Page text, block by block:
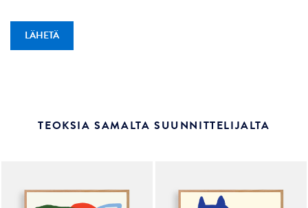
TEOKSIA SAMALTA SUUNNITTELIJALTA